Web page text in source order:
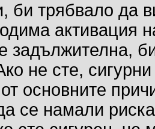
би трябвало да
активация
задължителна,
не сте,
основните
се намали